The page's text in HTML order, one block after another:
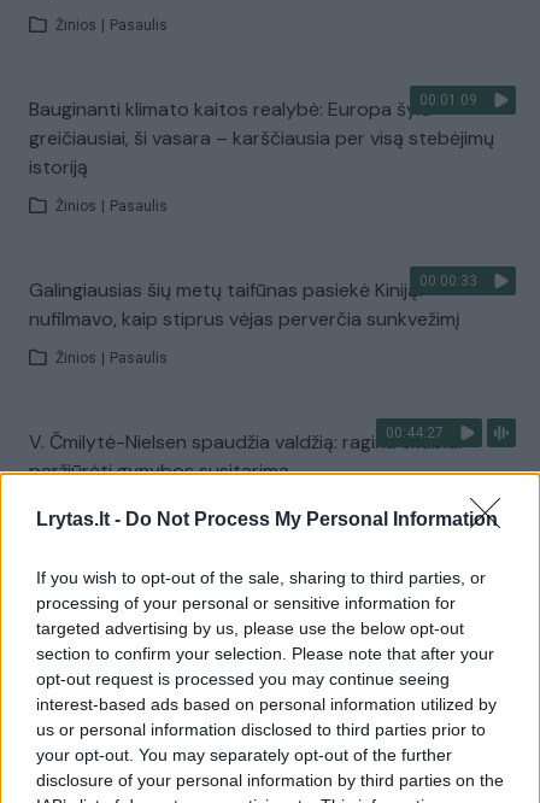
Lrytas.lt - Do Not Process My Personal Information
If you wish to opt-out of the sale, sharing to third parties, or
processing of your personal or sensitive information for
targeted advertising by us, please use the below opt-out
section to confirm your selection. Please note that after your
opt-out request is processed you may continue seeing
interest-based ads based on personal information utilized by
us or personal information disclosed to third parties prior to
your opt-out. You may separately opt-out of the further
disclosure of your personal information by third parties on the
Žinios Pasaulis
00:01:09
Bauginanti klimato kaitos realybė: Europa šyla
greičiausiai, ši vasara – karščiausia per visą stebėjimų
istoriją
Žinios Pasaulis
00:00:33
Galingiausias šių metų taifūnas pasiekė Kiniją:
nufilmavo, kaip stiprus vėjas perverčia sunkvežimį
Žinios Pasaulis
00:44:27
V. Čmilytė-Nielsen spaudžia valdžią: ragina skubiai
peržiūrėti gynybos susitarimą
Laidos | ELTA savaitė
Visi įrašai
Žiūrimiausi įrašai
00:00:30
Vaizdai iš tragiškos avarijos Vilniaus r.: dviejų moterų ir